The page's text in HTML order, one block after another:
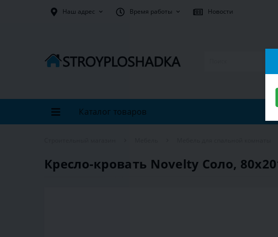
Наш адрес Время работы Новости
Каталог товаров
Кресло-кровать Novelty Соло,